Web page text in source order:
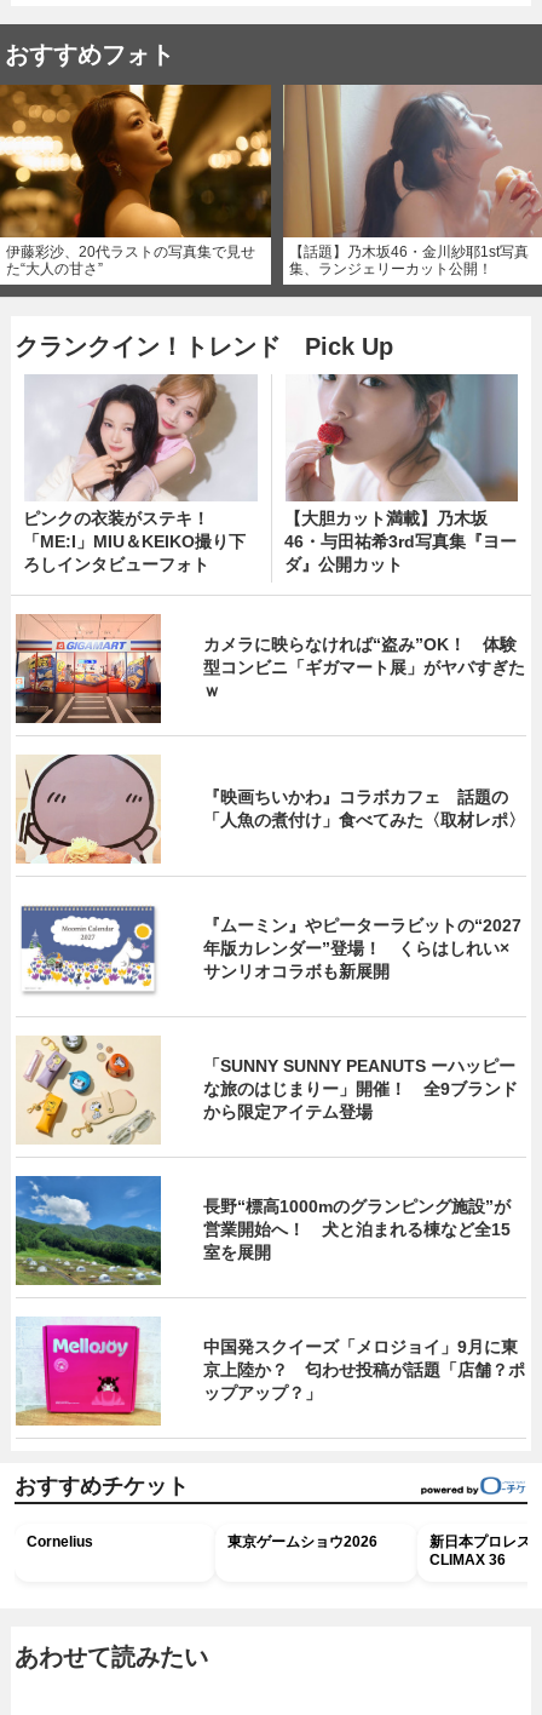
おすすめフォト
伊藤彩沙、20代ラストの写真集で見せ
た“大人の甘さ”
【話題】乃木坂46・金川紗耶1st写真
集、ランジェリーカット公開！
クランクイン！トレンド Pick Up
ピンクの衣装がステキ！
「ME:I」MIU＆KEIKO撮り下
ろしインタビューフォト
【大胆カット満載】乃木坂
46・与田祐希3rd写真集『ヨー
ダ』公開カット
カメラに映らなければ“盗み”OK！ 体験
型コンビニ「ギガマート展」がヤバすぎた
ｗ
『映画ちいかわ』コラボカフェ 話題の
「人魚の煮付け」食べてみた〈取材レポ〉
『ムーミン』やピーターラビットの“2027
年版カレンダー”登場！ くらはしれい×
サンリオコラボも新展開
「SUNNY SUNNY PEANUTS ーハッピー
な旅のはじまりー」開催！ 全9ブランド
から限定アイテム登場
長野“標高1000mのグランピング施設”が
営業開始へ！ 犬と泊まれる棟など全15
室を展開
中国発スクイーズ「メロジョイ」9月に東
京上陸か？ 匂わせ投稿が話題「店舗？ポ
ップアップ？」
おすすめチケット
Cornelius 東京ゲームショウ2026
新日本プロレス
CLIMAX 36
あわせて読みたい